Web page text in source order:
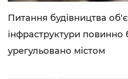
Питання будівництва
інфраструктури повинно
урегульовано містом